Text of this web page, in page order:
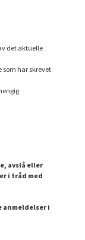
det aktuelle
har skrevet
avslå eller
i tråd med
i